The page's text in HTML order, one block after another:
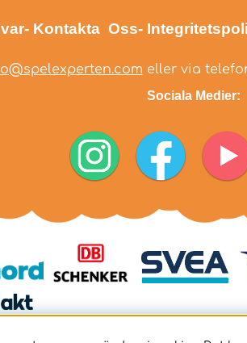
- Kontakta Oss-
eller via
Sociala Medier: